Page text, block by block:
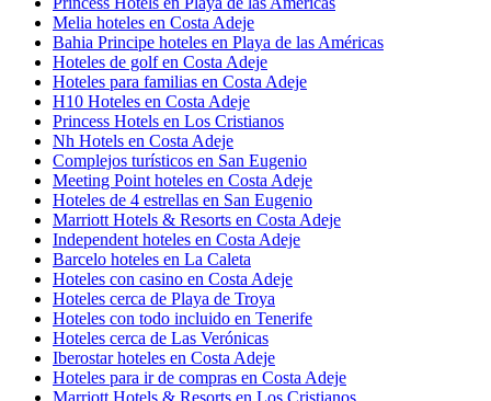
Melia hoteles en Costa Adeje
Bahia Principe hoteles en Playa de las Américas
Hoteles de golf en Costa Adeje
Hoteles para familias en Costa Adeje
H10 Hoteles en Costa Adeje
Princess Hotels en Los Cristianos
Nh Hotels en Costa Adeje
Complejos turísticos en San Eugenio
Meeting Point hoteles en Costa Adeje
Hoteles de 4 estrellas en San Eugenio
Marriott Hotels & Resorts en Costa Adeje
Independent hoteles en Costa Adeje
Barcelo hoteles en La Caleta
Hoteles con casino en Costa Adeje
Hoteles cerca de Playa de Troya
Hoteles con todo incluido en Tenerife
Hoteles cerca de Las Verónicas
Iberostar hoteles en Costa Adeje
Hoteles para ir de compras en Costa Adeje
Marriott Hotels & Resorts en Los Cristianos